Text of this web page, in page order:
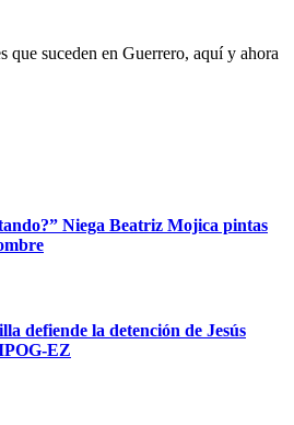
que suceden en Guerrero, aquí y ahora
Niega Beatriz Mojica pintas
defiende la detención de Jesús
EZ